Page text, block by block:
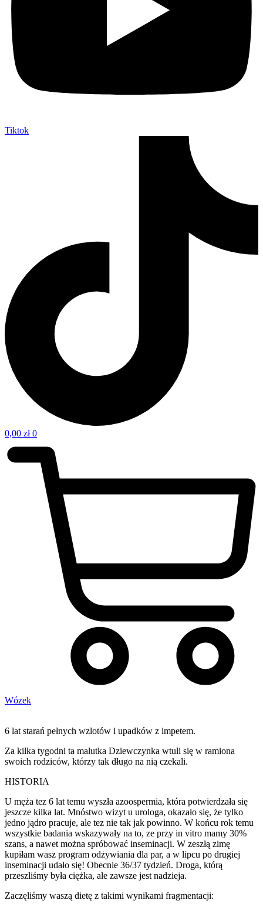
Tiktok
0,00 zł 0
Wózek
6 lat starań pełnych wzlotów i upadków z impetem.
Za kilka tygodni ta malutka Dziewczynka wtuli się w ramiona
swoich rodziców, którzy tak długo na nią czekali.
HISTORIA
U męża tez 6 lat temu wyszła azoospermia, która potwierdzała się
jeszcze kilka lat. Mnóstwo wizyt u urologa, okazało się, że tylko
jedno jądro pracuje, ale tez nie tak jak powinno. W końcu rok temu
wszystkie badania wskazywały na to, ze przy in vitro mamy 30%
szans, a nawet można spróbować inseminacji. W zeszłą zimę
kupiłam wasz program odżywiania dla par, a w lipcu po drugiej
inseminacji udało się! Obecnie 36/37 tydzień. Droga, którą
przeszliśmy była ciężka, ale zawsze jest nadzieja.
Zaczęliśmy waszą dietę z takimi wynikami fragmentacji: